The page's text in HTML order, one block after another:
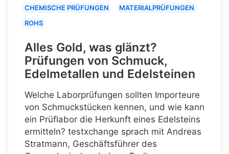
CHEMISCHE PRÜFUNGEN
MATERIALPRÜFUNGEN
ROHS
Alles Gold, was glänzt?
Prüfungen von Schmuck,
Edelmetallen und Edelsteinen
Welche Laborprüfungen sollten Importeure
von Schmuckstücken kennen, und wie kann
ein Prüflabor die Herkunft eines Edelsteins
ermitteln? testxchange sprach mit Andreas
Stratmann, Geschäftsführer des